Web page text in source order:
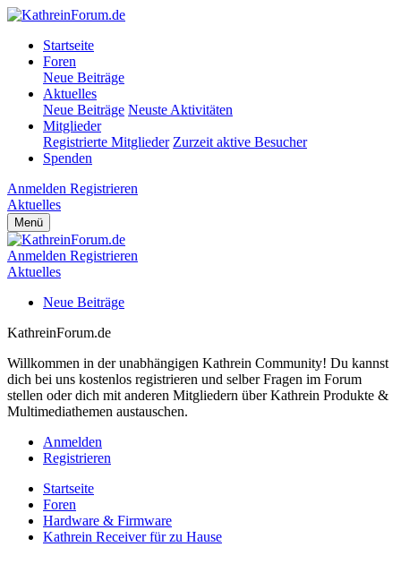
Startseite
Foren
Neue Beiträge
Aktuelles
Neue Beiträge Neuste Aktivitäten
Mitglieder
Registrierte Mitglieder Zurzeit aktive Besucher
Spenden
Anmelden Registrieren
Aktuelles
Menü
Anmelden Registrieren
Aktuelles
Neue Beiträge
KathreinForum.de
Willkommen in der unabhängigen Kathrein Community! Du kannst
dich bei uns kostenlos registrieren und selber Fragen im Forum
stellen oder dich mit anderen Mitgliedern über Kathrein Produkte &
Multimediathemen austauschen.
Anmelden
Registrieren
Startseite
Foren
Hardware & Firmware
Kathrein Receiver für zu Hause